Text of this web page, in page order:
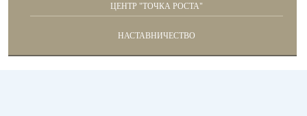
ЦЕНТР "ТОЧКА РОСТА"
НАСТАВНИЧЕСТВО